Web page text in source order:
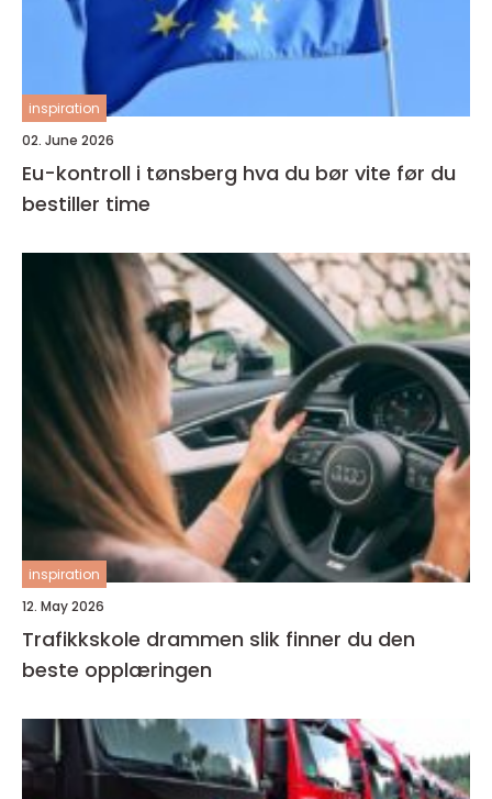
inspiration
02. June 2026
Eu-kontroll i tønsberg hva du bør vite før du
bestiller time
inspiration
12. May 2026
Trafikkskole drammen slik finner du den
beste opplæringen